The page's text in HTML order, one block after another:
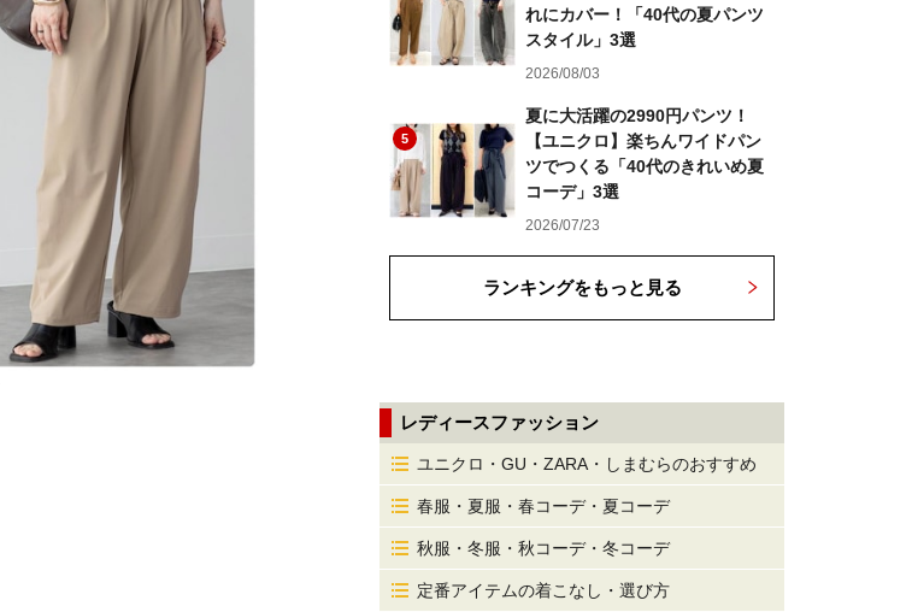
れにカバー！「40代の夏パンツ
スタイル」3選
2026/08/03
5
夏に大活躍の2990円パンツ！
【ユニクロ】楽ちんワイドパン
ツでつくる「40代のきれいめ夏
コーデ」3選
2026/07/23
ランキングをもっと見る
レディースファッション
ユニクロ・GU・ZARA・しまむらのおすすめ
春服・夏服・春コーデ・夏コーデ
秋服・冬服・秋コーデ・冬コーデ
定番アイテムの着こなし・選び方